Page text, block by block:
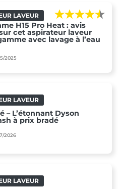
LAVEUR
H15 Pro Heat : avis
cet aspirateur laveur
avec lavage à l’eau
2025
LAVEUR
– L’étonnant Dyson
à prix bradé
2026
LAVEUR